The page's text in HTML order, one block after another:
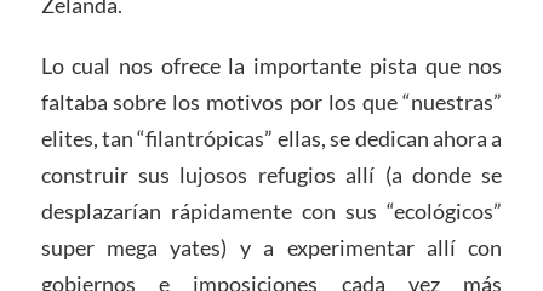
Lo cual nos ofrece la importante pista que nos
faltaba sobre los motivos por los que “nuestras”
elites, tan “filantrópicas” ellas, se dedican ahora a
construir sus lujosos refugios allí (a donde se
desplazarían rápidamente con sus “ecológicos”
super mega yates) y a experimentar allí con
gobiernos e imposiciones cada vez más